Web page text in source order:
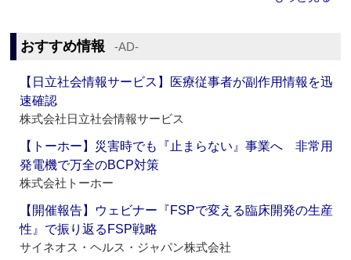
おすすめ情報 ‐AD‐
【日立社会情報サービス】医療従事者が副作用情報を迅
速確認
株式会社日立社会情報サービス
【トーホー】災害時でも『止まらない』事業へ 非常用
発電機で万全のBCP対策
株式会社トーホー
【開催報告】ウェビナー『FSPで変える臨床開発の生産
性』で振り返るFSP戦略
サイネオス・ヘルス・ジャパン株式会社